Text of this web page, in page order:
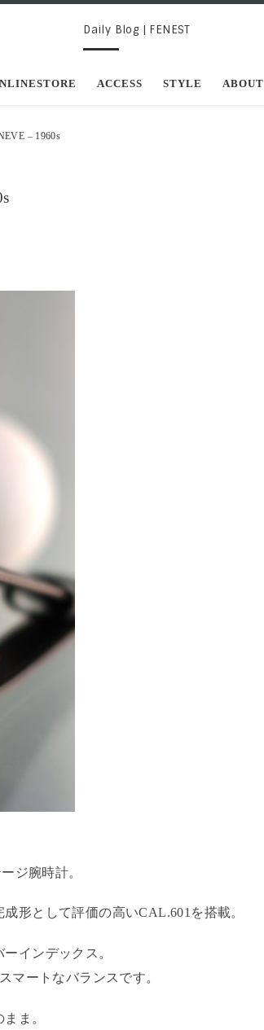
Daily Blog | FENEST
ACCESS STYLE ABOUT
– 1960s
ジ腕時計。
形として評価の高いCAL.601を搭載。
インデックス。
マートなバランスです。
ま。